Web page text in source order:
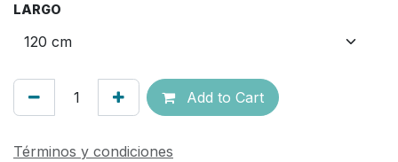
LARGO
Add to Cart
Términos y condiciones